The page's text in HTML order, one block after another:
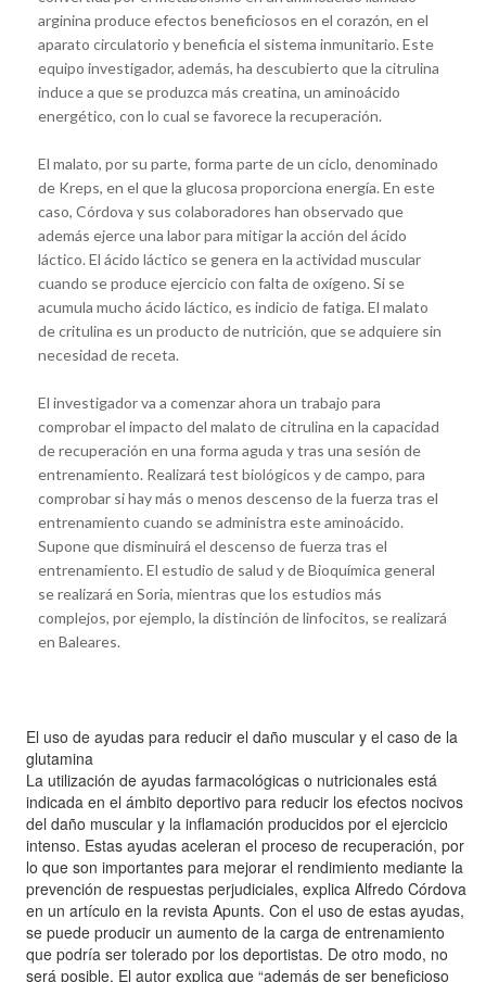
arginina produce efectos beneficiosos en el corazón, en el
aparato circulatorio y beneficia el sistema inmunitario. Este
equipo investigador, además, ha descubierto que la citrulina
induce a que se produzca más creatina, un aminoácido
energético, con lo cual se favorece la recuperación.
El malato, por su parte, forma parte de un ciclo, denominado
de Kreps, en el que la glucosa proporciona energía. En este
caso, Córdova y sus colaboradores han observado que
además ejerce una labor para mitigar la acción del ácido
láctico. El ácido láctico se genera en la actividad muscular
cuando se produce ejercicio con falta de oxígeno. Si se
acumula mucho ácido láctico, es indicio de fatiga. El malato
de critulina es un producto de nutrición, que se adquiere sin
necesidad de receta.
El investigador va a comenzar ahora un trabajo para
comprobar el impacto del malato de citrulina en la capacidad
de recuperación en una forma aguda y tras una sesión de
entrenamiento. Realizará test biológicos y de campo, para
comprobar si hay más o menos descenso de la fuerza tras el
entrenamiento cuando se administra este aminoácido.
Supone que disminuirá el descenso de fuerza tras el
entrenamiento. El estudio de salud y de Bioquímica general
se realizará en Soria, mientras que los estudios más
complejos, por ejemplo, la distinción de linfocitos, se realizará
en Baleares.
El uso de ayudas para reducir el daño muscular y el caso de la
glutamina
La utilización de ayudas farmacológicas o nutricionales está
indicada en el ámbito deportivo para reducir los efectos nocivos
del daño muscular y la inflamación producidos por el ejercicio
intenso. Estas ayudas aceleran el proceso de recuperación, por
lo que son importantes para mejorar el rendimiento mediante la
prevención de respuestas perjudiciales, explica Alfredo Córdova
en un artículo en la revista Apunts. Con el uso de estas ayudas,
se puede producir un aumento de la carga de entrenamiento
que podría ser tolerado por los deportistas. De otro modo, no
será posible. El autor explica que “además de ser beneficioso